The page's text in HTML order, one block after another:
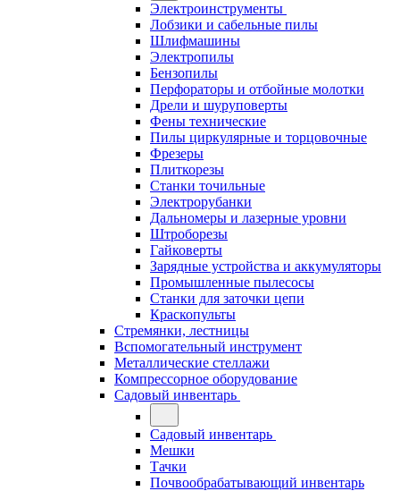
Электроинструменты
Лобзики и сабельные пилы
Шлифмашины
Электропилы
Бензопилы
Перфораторы и отбойные молотки
Дрели и шуруповерты
Фены технические
Пилы циркулярные и торцовочные
Фрезеры
Плиткорезы
Станки точильные
Электрорубанки
Дальномеры и лазерные уровни
Штроборезы
Гайковерты
Зарядные устройства и аккумуляторы
Промышленные пылесосы
Станки для заточки цепи
Краскопульты
Стремянки, лестницы
Вспомогательный инструмент
Металлические стеллажи
Компрессорное оборудование
Садовый инвентарь
Садовый инвентарь
Мешки
Тачки
Почвообрабатывающий инвентарь